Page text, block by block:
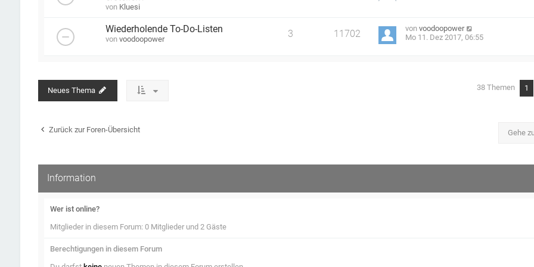
von Kluesi
Wiederholende To-Do-Listen
von voodoopower 3 11702
vonvoodoopower
Mo 11. Dez 2017, 06:55
Neues Thema 38 Themen 1
Zurück zur Foren-Übersicht Gehe
Information
Wer ist online?
Mitglieder in diesem Forum: 0 Mitglieder und 2 Gäste
Berechtigungen in diesem Forum